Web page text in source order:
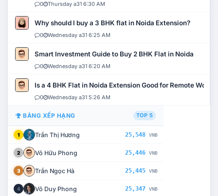
0 Thursday a31 6:30 AM
Why should I buy a 3 BHK flat in Noida Extension?
0 Wednesday a31 6:25 AM
Smart Investment Guide to Buy 2 BHK Flat in Noida
0 Wednesday a31 6:20 AM
Is a 4 BHK Flat in Noida Extension Good for Remote Work?
0 Wednesday a31 5:26 AM
BẢNG XẾP HẠNG TOP 5
1 Trần Thị Hương 25,548 VNĐ
2 Võ Hữu Phong 25,446 VNĐ
3 Trần Ngọc Hà 25,445 VNĐ
4 Võ Duy Phong 25,347 VNĐ